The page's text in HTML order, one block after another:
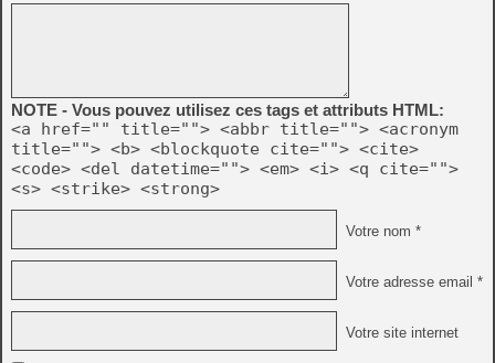
NOTE - Vous pouvez utilisez ces tags et attributs HTML:
<a href="" title=""> <abbr title=""> <acronym
title=""> <b> <blockquote cite=""> <cite>
<code> <del datetime=""> <em> <i> <q cite="">
<s> <strike> <strong>
Votre nom *
Votre adresse email *
Votre site internet